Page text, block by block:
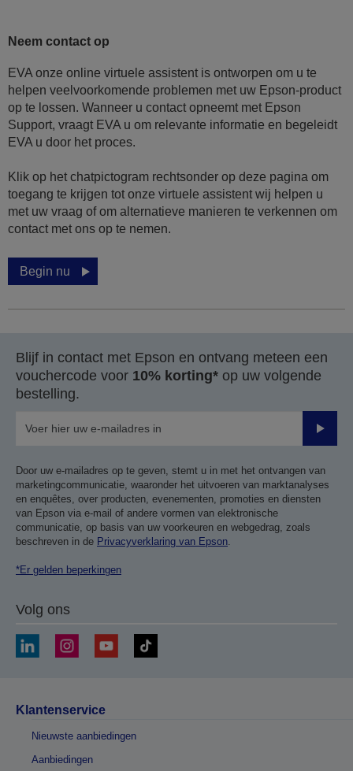
Neem contact op
EVA onze online virtuele assistent is ontworpen om u te
helpen veelvoorkomende problemen met uw Epson-product
op te lossen. Wanneer u contact opneemt met Epson
Support, vraagt EVA u om relevante informatie en begeleidt
EVA u door het proces.
Klik op het chatpictogram rechtsonder op deze pagina om
toegang te krijgen tot onze virtuele assistent wij helpen u
met uw vraag of om alternatieve manieren te verkennen om
contact met ons op te nemen.
Begin nu
Blijf in contact met Epson en ontvang meteen een
vouchercode voor 10% korting* op uw volgende
bestelling.
Door uw e-mailadres op te geven, stemt u in met het ontvangen van
marketingcommunicatie, waaronder het uitvoeren van marktanalyses
en enquêtes, over producten, evenementen, promoties en diensten
van Epson via e-mail of andere vormen van elektronische
communicatie, op basis van uw voorkeuren en webgedrag, zoals
beschreven in de Privacyverklaring van Epson.
*Er gelden beperkingen
Volg ons
Klantenservice
Nieuwste aanbiedingen
Aanbiedingen